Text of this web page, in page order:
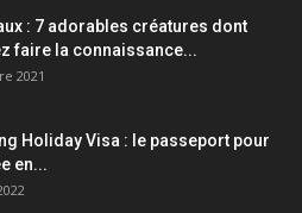
: 7 adorables créatures dont
faire la connaissance...
2021
Holiday Visa : le passeport pour
en...